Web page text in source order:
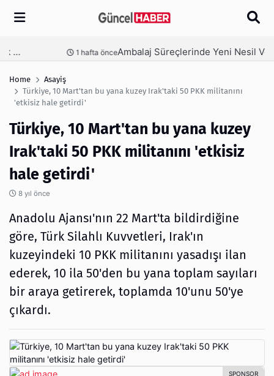
Arama
Ambalaj Süreçlerinde Yeni Nesil Verimliliği Olimpack ile Yakalayın 3 hafta önce
Home
Asayiş
Türkiye, 10 Mart'tan bu yana kuzey Irak'taki 50 PKK militanını
'etkisiz hale getirdi'
Türkiye, 10 Mart'tan bu yana kuzey
Irak'taki 50 PKK militanını 'etkisiz
hale getirdi'
8 yıl önce
Anadolu Ajansı'nın 22 Mart'ta bildirdiğine
göre, Türk Silahlı Kuvvetleri, Irak'ın
kuzeyindeki 10 PKK militanını yasadışı ilan
ederek, 10 ila 50'den bu yana toplam sayıları
bir araya getirerek, toplamda 10'unu 50'ye
çıkardı.